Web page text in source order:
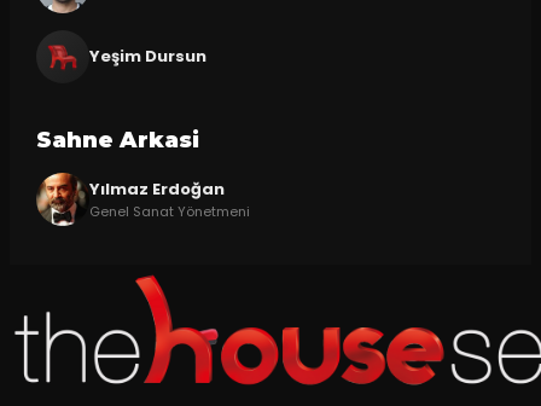
Yeşim Dursun
Sahne Arkasi
Yılmaz Erdoğan
Genel Sanat Yönetmeni